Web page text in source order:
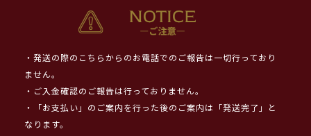
・発送の際のこちらからのお電話でのご報告は一切行っており
ません。
・ご入金確認のご報告は行っておりません。
・「お支払い」のご案内を行った後のご案内は「発送完了」と
なります。